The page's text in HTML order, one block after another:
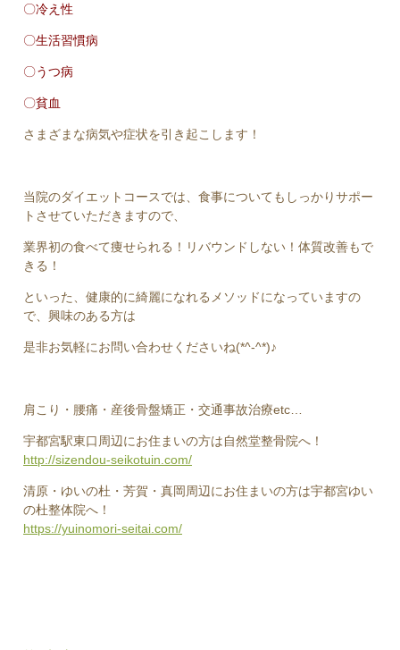
〇冷え性
〇生活習慣病
〇うつ病
〇貧血
さまざまな病気や症状を引き起こします！
当院のダイエットコースでは、食事についてもしっかりサポー
トさせていただきますので、
業界初の食べて痩せられる！リバウンドしない！体質改善もで
きる！
といった、健康的に綺麗になれるメソッドになっていますの
で、興味のある方は
是非お気軽にお問い合わせくださいね(*^-^*)♪
肩こり・腰痛・産後骨盤矯正・交通事故治療etc…
宇都宮駅東口周辺にお住まいの方は自然堂整骨院へ！
http://sizendou-seikotuin.com/
清原・ゆいの杜・芳賀・真岡周辺にお住まいの方は宇都宮ゆい
の杜整体院へ！
https://yuinomori-seitai.com/